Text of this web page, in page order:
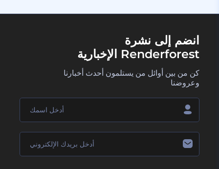
انضم إلى نشرة
Renderforest الإخبارية
كن من بين أوائل من يستلمون أحدث أخبارنا
وعروضنا